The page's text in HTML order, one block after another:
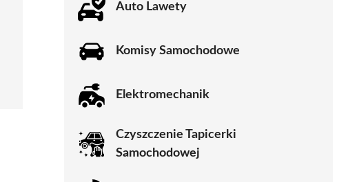
Auto Lawety
Komisy Samochodowe
Elektromechanik
Czyszczenie Tapicerki
Samochodowej